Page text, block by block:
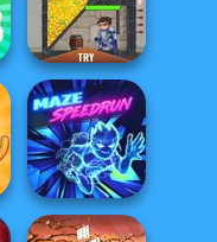
Train Drift
Rescue Hero